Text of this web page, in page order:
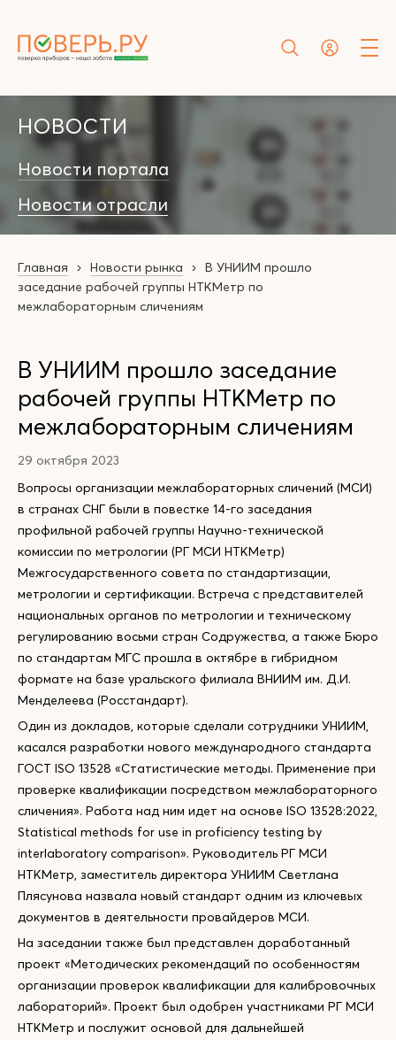
НОВОСТИ
Новости портала
Новости отрасли
Главная Новости рынка
В УНИИМ прошло
заседание рабочей группы НТКМетр по
межлабораторным сличениям
В УНИИМ прошло заседание
рабочей группы НТКМетр по
межлабораторным сличениям
29 октября 2023
Вопросы организации межлабораторных сличений (МСИ)
в странах СНГ были в повестке 14-го заседания
профильной рабочей группы Научно-технической
комиссии по метрологии (РГ МСИ НТКМетр)
Межгосударственного совета по стандартизации,
метрологии и сертификации. Встреча с представителей
национальных органов по метрологии и техническому
регулированию восьми стран Содружества, а также Бюро
по стандартам МГС прошла в октябре в гибридном
формате на базе уральского филиала ВНИИМ им. Д.И.
Менделеева (Росстандарт).
Один из докладов, которые сделали сотрудники УНИИМ,
касался разработки нового международного стандарта
ГОСТ ISO 13528 «Статистические методы. Применение при
проверке квалификации посредством межлабораторного
сличения». Работа над ним идет на основе ISO 13528:2022,
Statistical methods for use in proficiency testing by
interlaboratory comparison». Руководитель РГ МСИ
НТКМетр, заместитель директора УНИИМ Светлана
Плясунова назвала новый стандарт одним из ключевых
документов в деятельности провайдеров МСИ.
На заседании также был представлен доработанный
проект «Методических рекомендаций по особенностям
организации проверок квалификации для калибровочных
лабораторий». Проект был одобрен участниками РГ МСИ
НТКМетр и послужит основой для дальнейшей